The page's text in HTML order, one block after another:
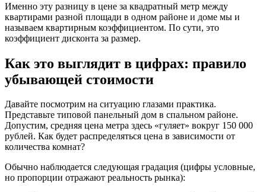
Именно эту разницу в цене за квадратный метр между
квартирами разной площади в одном районе и доме мы и
называем квартирным коэффициентом. По сути, это
коэффициент дисконта за размер.
Как это выглядит в цифрах: правило
убывающей стоимости
Давайте посмотрим на ситуацию глазами практика.
Представьте типовой панельный дом в спальном районе.
Допустим, средняя цена метра здесь «гуляет» вокруг 150 000
рублей. Как будет распределяться цена в зависимости от
количества комнат?
Обычно наблюдается следующая градация (цифры условные,
но пропорции отражают реальность рынка):